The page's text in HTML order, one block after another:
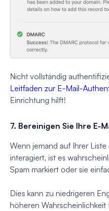
Nicht vollständig
Leitfaden zur E-Mail-
Einrichtung hilft!
7. Bereinigen Sie Ihre E-
Wenn jemand auf Ihrer
interagiert, ist es
Spam markiert oder sie
Dies kann zu niedrigeren
höheren